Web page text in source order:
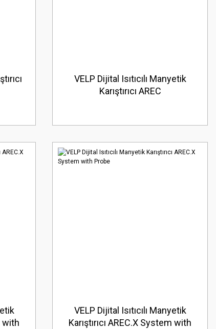
VELP Dijital Isıtıcılı Manyetik
Karıştırıcı AREC
with
VELP Dijital Isıtıcılı Manyetik
Karıştırıcı AREC.X System with